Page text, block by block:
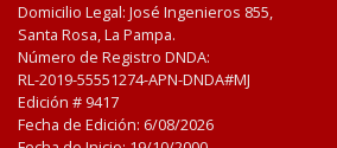
Domicilio Legal: José Ingenieros 855,
Santa Rosa, La Pampa.
Número de Registro DNDA:
RL-2019-55551274-APN-DNDA#MJ
Edición # 9417
Fecha de Edición: 6/08/2026